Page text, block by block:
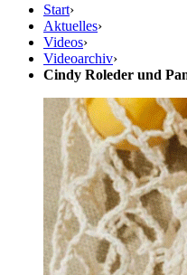
Start›
Aktuelles›
Videos›
Videoarchiv›
Cindy Roleder und